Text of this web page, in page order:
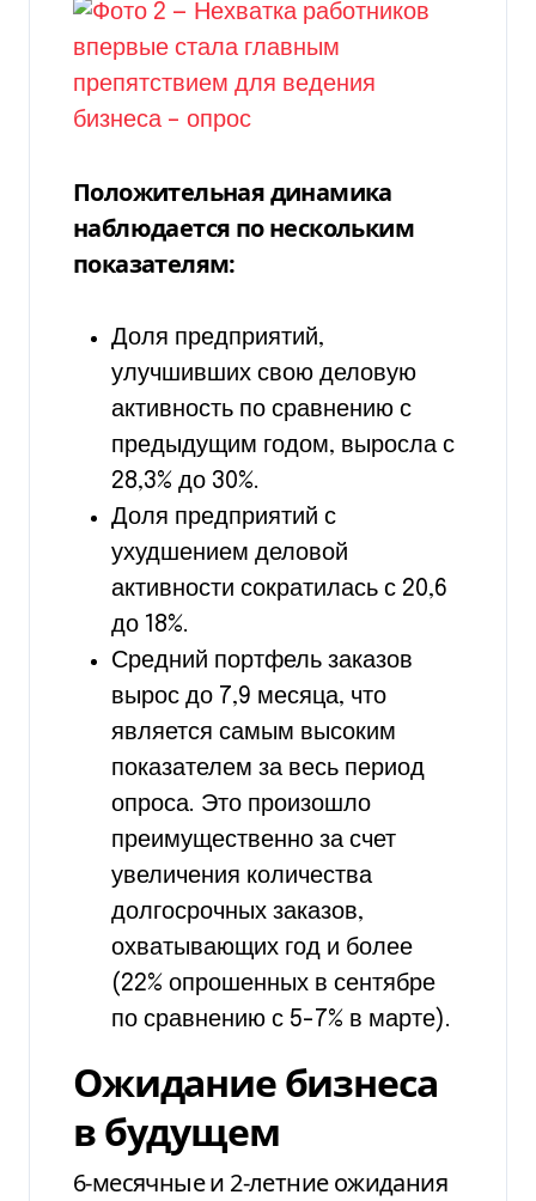
Положительная динамика
наблюдается по нескольким
показателям:
Доля предприятий,
улучшивших свою деловую
активность по сравнению с
предыдущим годом, выросла с
28,3% до 30%.
Доля предприятий с
ухудшением деловой
активности сократилась с 20,6
до 18%.
Средний портфель заказов
вырос до 7,9 месяца, что
является самым высоким
показателем за весь период
опроса. Это произошло
преимущественно за счет
увеличения количества
долгосрочных заказов,
охватывающих год и более
(22% опрошенных в сентябре
по сравнению с 5-7% в марте).
Ожидание бизнеса
в будущем
6-месячные и 2-летние ожидания